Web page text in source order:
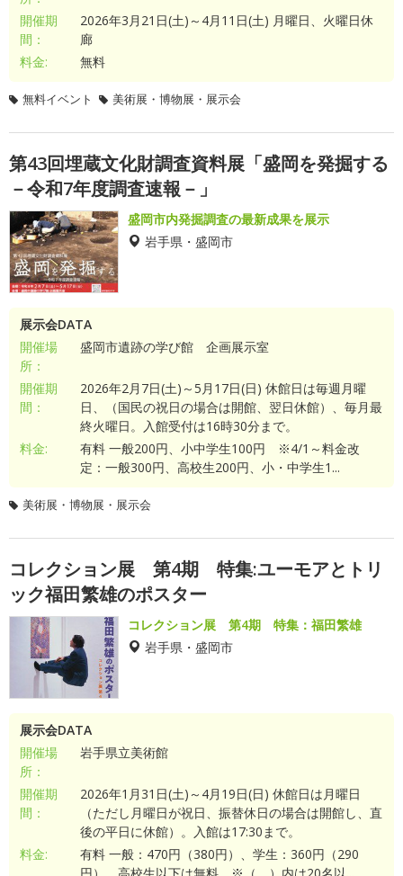
開催期
間：
2026年3月21日(土)～4月11日(土) 月曜日、火曜日休
廊
料金:
無料
無料イベント 美術展・博物展・展示会
第43回埋蔵文化財調査資料展「盛岡を発掘する
－令和7年度調査速報－」
盛岡市内発掘調査の最新成果を展示
岩手県・盛岡市
展示会DATA
開催場
所：
盛岡市遺跡の学び館 企画展示室
開催期
間：
2026年2月7日(土)～5月17日(日) 休館日は毎週月曜
日、（国民の祝日の場合は開館、翌日休館）、毎月最
終火曜日。入館受付は16時30分まで。
料金:
有料 一般200円、小中学生100円 ※4/1～料金改
定：一般300円、高校生200円、小・中学生1...
美術展・博物展・展示会
コレクション展 第4期 特集:ユーモアとトリ
ック福田繁雄のポスター
コレクション展 第4期 特集：福田繁雄
岩手県・盛岡市
展示会DATA
開催場
所：
岩手県立美術館
開催期
間：
2026年1月31日(土)～4月19日(日) 休館日は月曜日
（ただし月曜日が祝日、振替休日の場合は開館し、直
後の平日に休館）。入館は17:30まで。
料金:
有料 一般：470円（380円）、学生：360円（290